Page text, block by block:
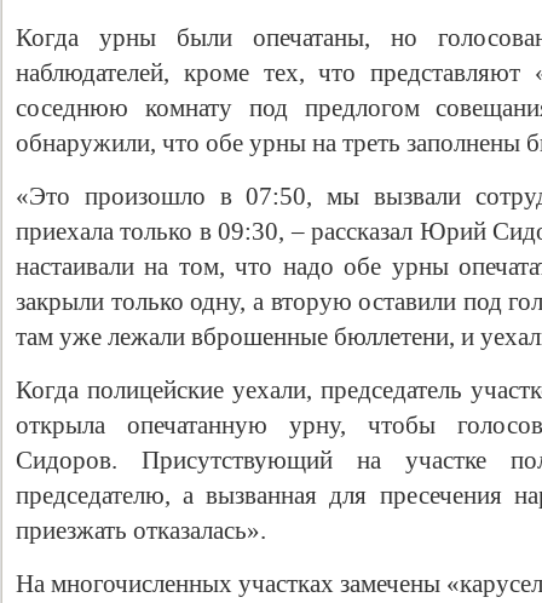
Когда урны были опечатаны, но
наблюдателей, кроме тех, что
соседнюю комнату под предлогом
обнаружили, что обе урны на треть заполнены
«Это произошло в 07:50, мы вызвали
приехала только в 09:30, – рассказал Юрий
настаивали на том, что надо обе урны
закрыли только одну, а вторую оставили под
там уже лежали вброшенные бюллетени, и
Когда полицейские уехали, председатель
открыла опечатанную урну, чтобы
Сидоров. Присутствующий на участке
председателю, а вызванная для пресечения
приезжать отказалась».
На многочисленных участках замечены
Свидетельство